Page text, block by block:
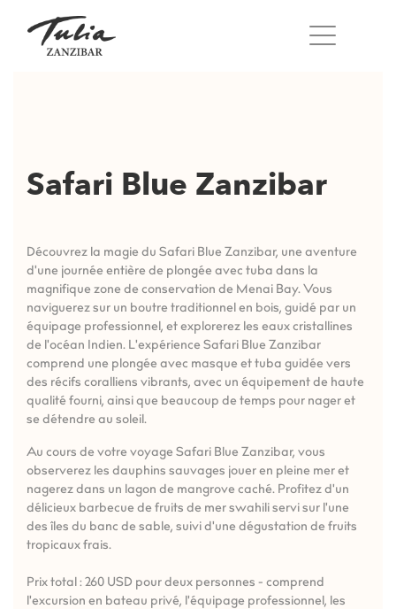
content
Safari Blue Zanzibar
Découvrez la magie du Safari Blue Zanzibar, une aventure
d'une journée entière de plongée avec tuba dans la
magnifique zone de conservation de Menai Bay. Vous
naviguerez sur un boutre traditionnel en bois, guidé par un
équipage professionnel, et explorerez les eaux cristallines
de l'océan Indien. L'expérience Safari Blue Zanzibar
comprend une plongée avec masque et tuba guidée vers
des récifs coralliens vibrants, avec un équipement de haute
qualité fourni, ainsi que beaucoup de temps pour nager et
se détendre au soleil.
Au cours de votre voyage Safari Blue Zanzibar, vous
observerez les dauphins sauvages jouer en pleine mer et
nagerez dans un lagon de mangrove caché. Profitez d'un
délicieux barbecue de fruits de mer swahili servi sur l'une
des îles du banc de sable, suivi d'une dégustation de fruits
tropicaux frais.
Prix total : 260 USD pour deux personnes - comprend
l'excursion en bateau privé, l'équipage professionnel, les